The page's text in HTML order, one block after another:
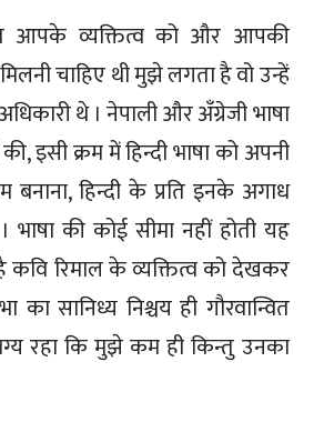
आपके व्यक्तित्व को और आपकी
चाहिए थी मुझे लगता है वो उन्हें
थे । नेपाली और अँग्रेजी भाषा
इसी क्रम में हिन्दी भाषा को अपनी
बनाना, हिन्दी के प्रति इनके अगाध
भाषा की कोई सीमा नहीं होती यह
है कवि रिमाल के व्यक्तित्व को देखकर
का सानिध्य निश्चय ही गौरवान्वित
रहा कि मुझे कम ही किन्तु उनका